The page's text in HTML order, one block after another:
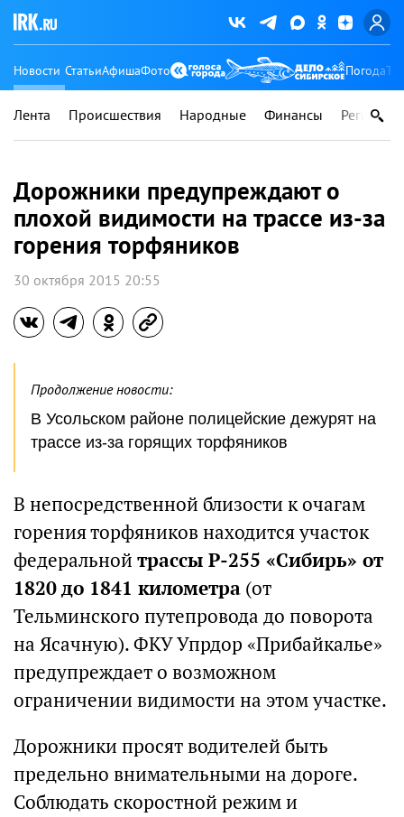
Новости СтатьиАфишаФото Погода
Лента Происшествия Народные Финансы Регионы
Дорожники предупреждают о
плохой видимости на трассе из-за
горения торфяников
30 октября 2015 20:55
Продолжение новости:
В Усольском районе полицейские дежурят на
трассе из-за горящих торфяников
В непосредственной близости к очагам
горения торфяников находится участок
федеральной трассы Р-255 «Сибирь» от
1820 до 1841 километра (от
Тельминского путепровода до поворота
на Ясачную). ФКУ Упрдор «Прибайкалье»
предупреждает о возможном
ограничении видимости на этом участке.
Дорожники просят водителей быть
предельно внимательными на дороге.
Соблюдать скоростной режим и